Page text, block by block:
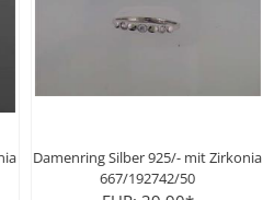
Silber 925/- mit Zirkonia
667/192742/50